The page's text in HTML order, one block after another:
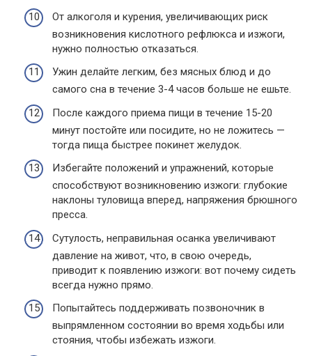
От алкоголя и курения, увеличивающих риск
возникновения кислотного рефлюкса и изжоги,
нужно полностью отказаться.
Ужин делайте легким, без мясных блюд и до
самого сна в течение 3-4 часов больше не ешьте.
После каждого приема пищи в течение 15-20
минут постойте или посидите, но не ложитесь —
тогда пища быстрее покинет желудок.
Избегайте положений и упражнений, которые
способствуют возникновению изжоги: глубокие
наклоны туловища вперед, напряжения брюшного
пресса.
Сутулость, неправильная осанка увеличивают
давление на живот, что, в свою очередь,
приводит к появлению изжоги: вот почему сидеть
всегда нужно прямо.
Попытайтесь поддерживать позвоночник в
выпрямленном состоянии во время ходьбы или
стояния, чтобы избежать изжоги.